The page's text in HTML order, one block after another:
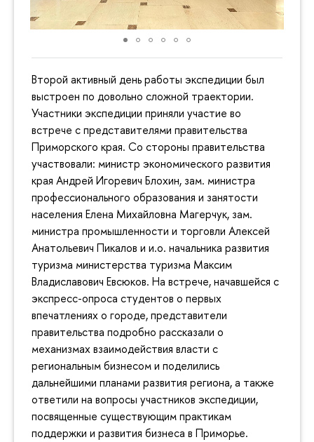
Второй активный день работы экспедиции был
выстроен по довольно сложной траектории.
Участники экспедиции приняли участие во
встрече с представителями правительства
Приморского края. Со стороны правительства
участвовали: министр экономического развития
края Андрей Игоревич Блохин, зам. министра
профессионального образования и занятости
населения Елена Михайловна Магерчук, зам.
министра промышленности и торговли Алексей
Анатольевич Пикалов и и.о. начальника развития
туризма министерства туризма Максим
Владиславович Евсюков. На встрече, начавшейся с
экспресс-опроса студентов о первых
впечатлениях о городе, представители
правительства подробно рассказали о
механизмах взаимодействия власти с
региональным бизнесом и поделились
дальнейшими планами развития региона, а также
ответили на вопросы участников экспедиции,
посвященные существующим практикам
поддержки и развития бизнеса в Приморье.